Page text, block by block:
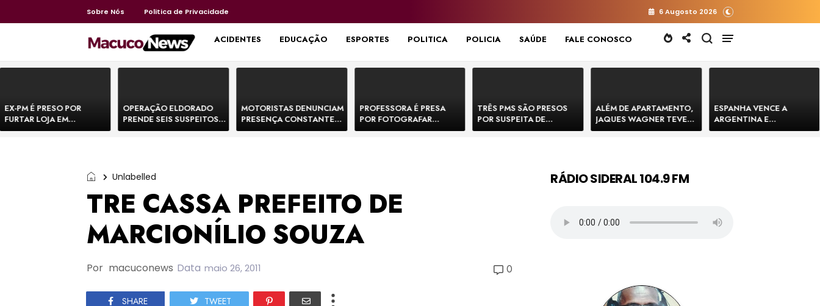
Sobre Nós Politica de Privacidade 6 Augosto 2026
HOME ACIDENTES EDUCAÇÃO ESPORTES POLITICA POLICIA SAÚDE FALE CONOSCO
EX-PM É PRESO POR
FURTAR LOJA EM
SHOPPING NA BAHIA E
OPERAÇÃO ELDORADO
PRENDE SEIS SUSPEITOS
DE MOVIMENTAR R$ 25
MOTORISTAS DENUNCIAM
PRESENÇA CONSTANTE
DE BOVINOS NA BR-330 E
PROFESSORA É PRESA
POR FOTOGRAFAR
PARTES ÍNTIMAS DE
TRÊS PMS SÃO PRESOS
POR SUSPEITA DE
EXECUTAR DOIS HOMENS
ALÉM DE APARTAMENTO,
JAQUES WAGNER TEVE
VENDA DE TERRENO PARA
ESPANHA VENCE A
ARGENTINA E
CONQUISTA A COPA DO
Unlabelled
TRE CASSA PREFEITO DE
MARCIONÍLIO SOUZA
Por macuconews Data maio 26, 2011 0
SHARE TWEET
RÁDIO SIDERAL 104.9 FM